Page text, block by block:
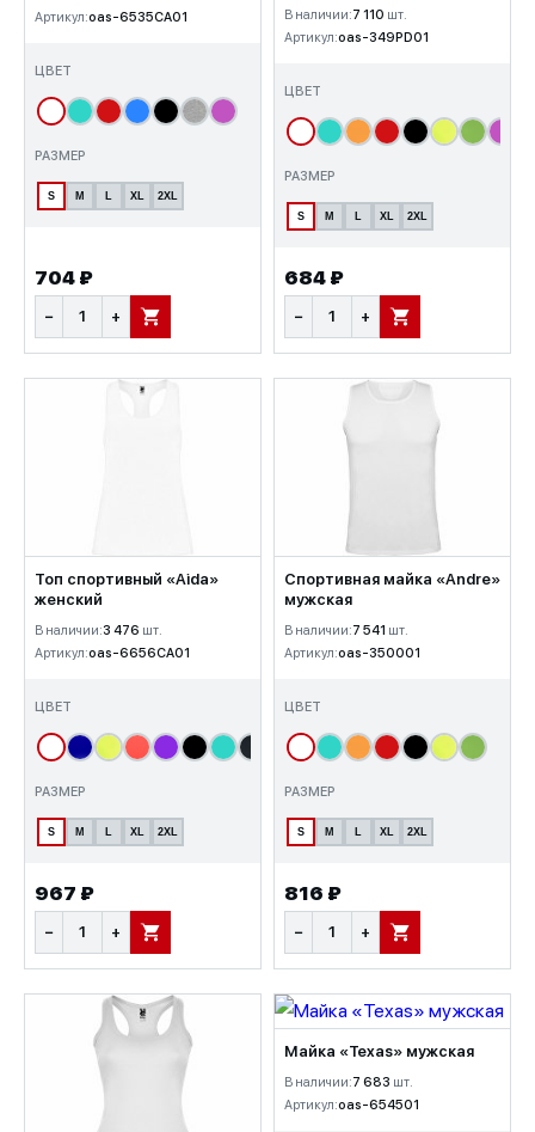
Артикул:oas-6535CA01
ЦВЕТ
РАЗМЕР
S M XL 2XL
704 ₽
− + В КОРЗИНУ
В наличии:7 110 шт.
Артикул:oas-349PD01
ЦВЕТ
РАЗМЕР
S M XL 2XL
684 ₽
− + В КОРЗИНУ
Топ спортивный «Aida»
женский
В наличии:3 476 шт.
Артикул:oas-6656CA01
ЦВЕТ
РАЗМЕР
S M XL 2XL
967 ₽
− + В КОРЗИНУ
Спортивная майка «Andre»
мужская
В наличии:7 541 шт.
Артикул:oas-350001
ЦВЕТ
РАЗМЕР
S M XL 2XL
816 ₽
− + В КОРЗИНУ
Майка «Texas» мужская
В наличии:7 683 шт.
Артикул:oas-654501